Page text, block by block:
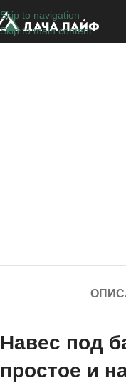
Skip to navigation
Skip to main content
Навес под
простое и